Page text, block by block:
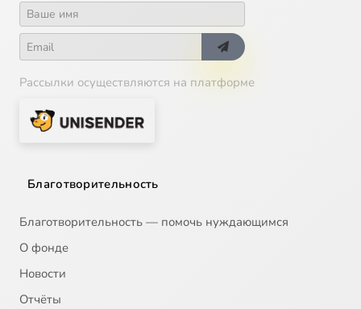
Рассылки осуществляются на платформе
Благотворительность
Благотворительность — помочь нуждающимся
О фонде
Новости
Отчёты